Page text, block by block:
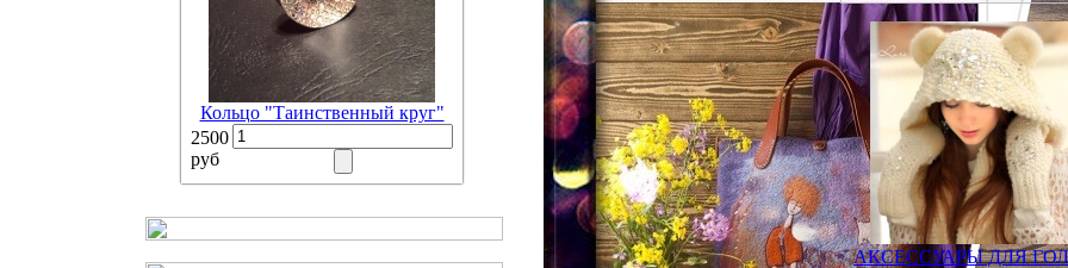
Кольцо "Таинственный круг"
2500
руб
АКСЕССУАРЫ ДЛЯ